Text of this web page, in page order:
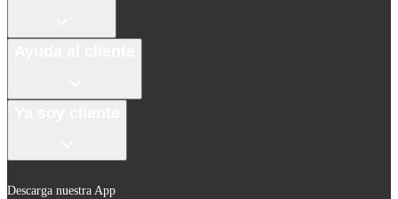
Descarga nuestra App